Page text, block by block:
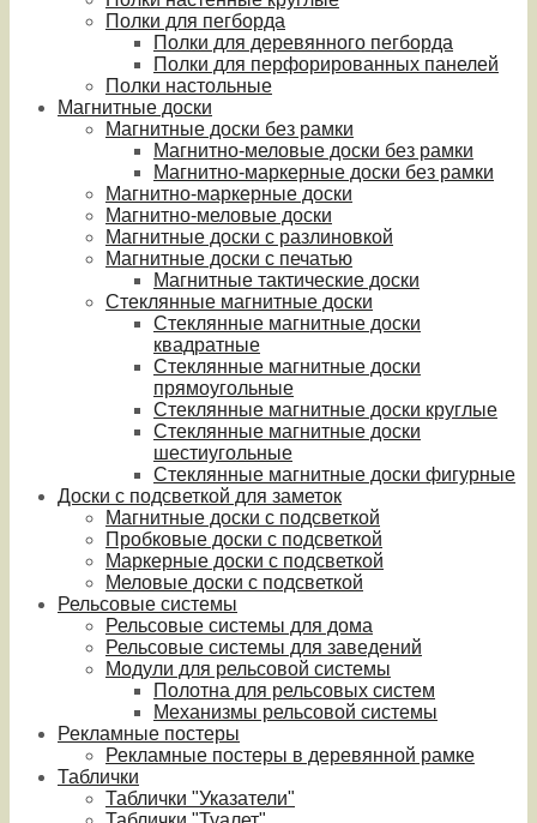
Полки для пегборда
Полки для деревянного пегборда
Полки для перфорированных панелей
Полки настольные
Магнитные доски
Магнитные доски без рамки
Магнитно-меловые доски без рамки
Магнитно-маркерные доски без рамки
Магнитно-маркерные доски
Магнитно-меловые доски
Магнитные доски с разлиновкой
Магнитные доски с печатью
Магнитные тактические доски
Стеклянные магнитные доски
Стеклянные магнитные доски
квадратные
Стеклянные магнитные доски
прямоугольные
Стеклянные магнитные доски круглые
Стеклянные магнитные доски
шестиугольные
Стеклянные магнитные доски фигурные
Доски с подсветкой для заметок
Магнитные доски с подсветкой
Пробковые доски с подсветкой
Маркерные доски с подсветкой
Меловые доски с подсветкой
Рельсовые системы
Рельсовые системы для дома
Рельсовые системы для заведений
Модули для рельсовой системы
Полотна для рельсовых систем
Механизмы рельсовой системы
Рекламные постеры
Рекламные постеры в деревянной рамке
Таблички
Таблички "Указатели"